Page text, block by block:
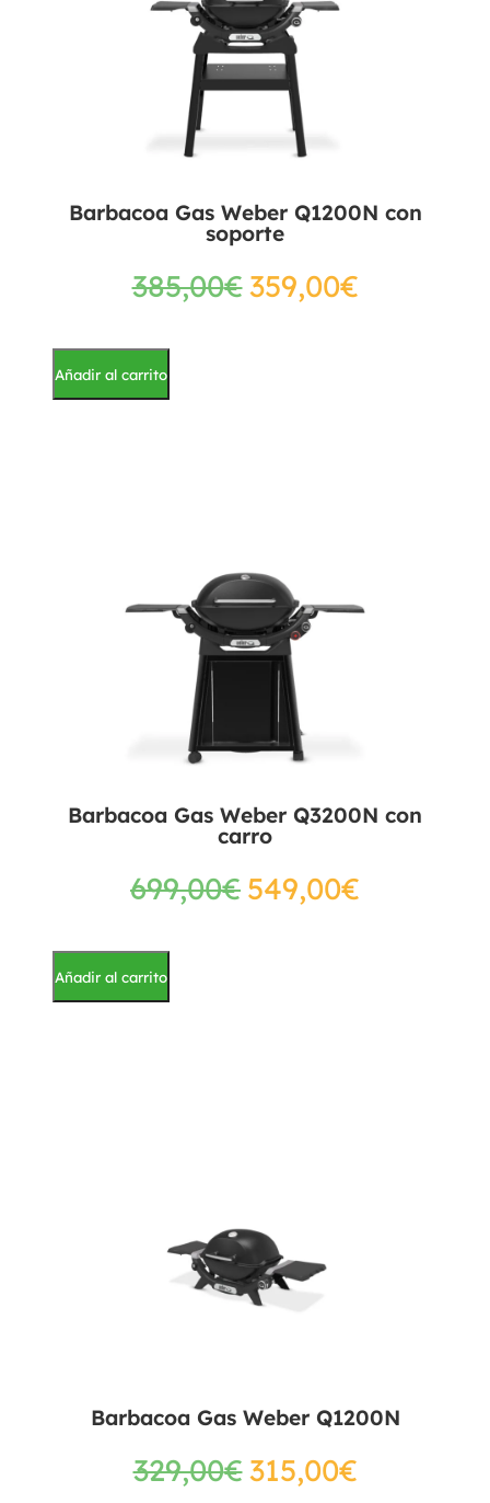
Barbacoa Gas Weber Q1200N con
soporte
385,00€359,00€
Añadir al carrito
Barbacoa Gas Weber Q3200N con
carro
699,00€ 549,00€
Añadir al carrito
Barbacoa Gas Weber Q1200N
329,00€315,00€